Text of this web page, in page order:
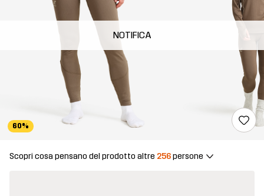
NOTIFICA
60%
Scopri cosa pensano del prodotto altre 256persone